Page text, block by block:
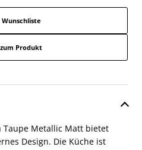
Produkt
Taupe Metallic Matt bietet
Design. Die Küche ist